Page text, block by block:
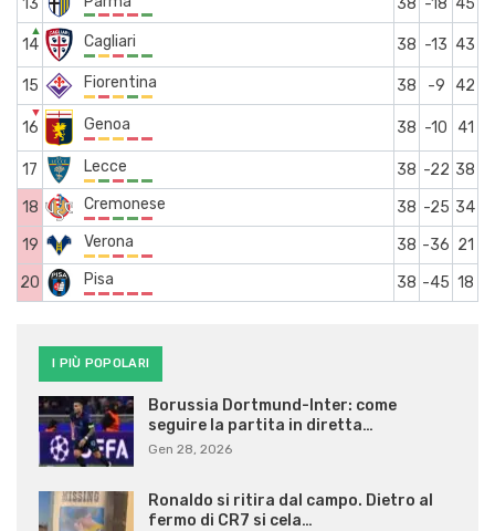
13
38 -18 45
14
▲
Cagliari 38 -13 43
15 Fiorentina 38 -9 42
16
▼
Genoa 38 -10 41
17 Lecce 38 -22 38
18
Cremonese 38 -25 34
19
Verona 38 -36 21
20
Pisa 38 -45 18
I PIÙ POPOLARI
Borussia Dortmund-Inter: come
seguire la partita in diretta…
Gen 28, 2026
Ronaldo si ritira dal campo. Dietro al
fermo di CR7 si cela…